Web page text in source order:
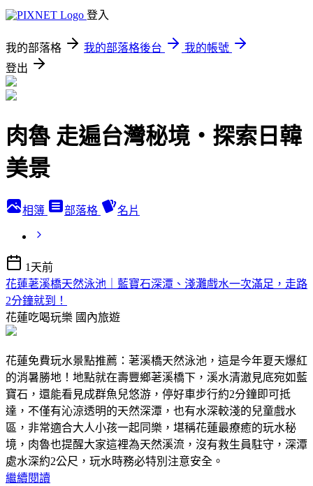
登入
我的部落格 我的部落格後台
我的帳號
登出
肉魯 走遍台灣秘境・探索日韓
美景
相簿 部落格 名片
1天前
花蓮荖溪橋天然泳池｜藍寶石深潭、淺灘戲水一次滿足，走路
2分鐘就到！
花蓮吃喝玩樂 國內旅遊
花蓮免費玩水景點推薦：荖溪橋天然泳池，這是今年夏天爆紅
的消暑勝地！地點就在壽豐鄉荖溪橋下，溪水清澈見底宛如藍
寶石，還能看見成群魚兒悠游，停好車步行約2分鐘即可抵
達，不僅有沁涼透明的天然深潭，也有水深較淺的兒童戲水
區，非常適合大人小孩一起同樂，堪稱花蓮最療癒的玩水秘
境，肉魯也提醒大家這裡為天然溪流，沒有救生員駐守，深潭
處水深約2公尺，玩水時務必特別注意安全。
繼續閱讀